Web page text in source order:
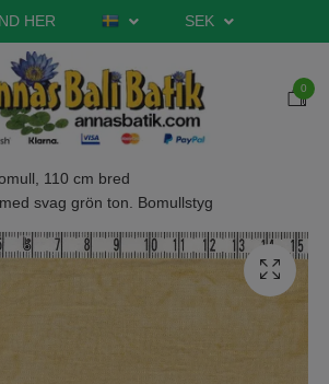
HER SEK
0
110 cm bred
svag grön ton. Bomullstyg